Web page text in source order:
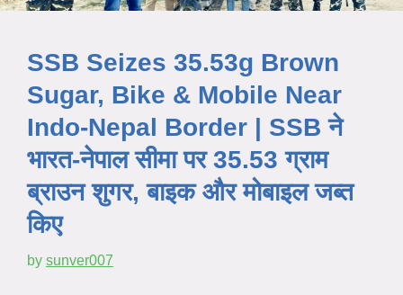
SSB Seizes 35.53g Brown
Sugar, Bike & Mobile Near
Indo-Nepal Border | SSB ने
भारत-नेपाल सीमा पर 35.53 ग्राम
ब्राउन शुगर, बाइक और मोबाइल जब्त
किए
by sunver007